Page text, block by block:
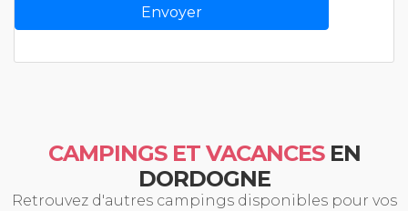
CAMPINGS ET VACANCESEN
DORDOGNE
Retrouvez d'autres campings disponibles pour vos